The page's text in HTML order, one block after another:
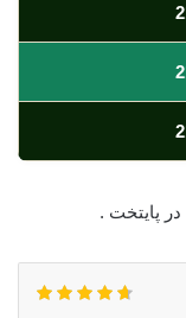
در پایتخت .